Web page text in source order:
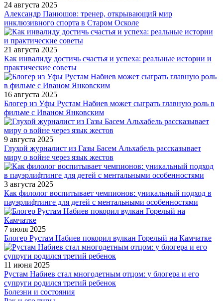
24 августа 2025
Александр Панюшов: тренер, открывающий мир
инклюзивного спорта в Старом Осколе
21 августа 2025
Как инвалиду достичь счастья и успеха: реальные истории и
практические советы
16 августа 2025
Блогер из Уфы Рустам Набиев может сыграть главную роль в
фильме с Иваном Янковским
9 августа 2025
Глухой журналист из Газы Басем Альхабель рассказывает
миру о войне через язык жестов
3 августа 2025
Как филолог воспитывает чемпионов: уникальный подход в
пауэрлифтинге для детей с ментальными особенностями
7 июля 2025
Блогер Рустам Набиев покорил вулкан Горелый на Камчатке
11 июня 2025
Рустам Набиев стал многодетным отцом: у блогера и его
супруги родился третий ребенок
Болезни и состояния